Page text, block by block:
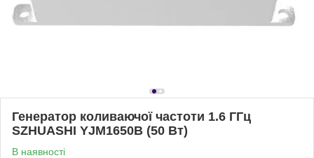
Генератор коливаючої частоти 1.6 ГГц
SZHUASHI YJM1650B (50 Вт)
В наявності